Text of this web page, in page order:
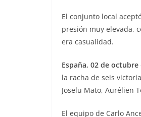
El conjunto local
presión muy elevada,
era casualidad.
España, 02 de octubre
la racha de seis
Joselu Mato, Aurélien
El equipo de Carlo